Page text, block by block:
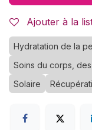
Ajouter à la
Hydratation de la
Soins du corps,
Solaire